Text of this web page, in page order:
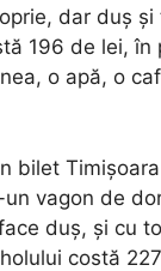
dar duş şi
196 de lei, în
o apă, o
bilet
un vagon de
duş, şi cu
costă